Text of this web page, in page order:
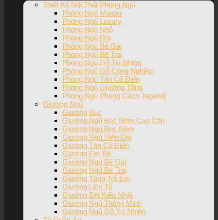
Thiết Kế Nội Thất Phòng Ngủ
Phòng Ngủ Master
Phòng Ngủ Luxury
Phòng Ngủ Nhỏ
Phòng Ngủ Đôi
Phòng Ngủ Bé Gái
Phòng Ngủ Bé Trai
Phòng Ngủ Gỗ Tự Nhiên
Phòng Ngủ Gỗ Công Nghiệp
Phòng Ngủ Tân Cổ Điển
Phòng Ngủ Giường Tầng
Phòng Ngủ Phong Cách Japandi
Giường Ngủ
Giường Bục
Giường Ngủ Bọc Nệm Cao Cấp
Giường Ngủ Bọc Nệm
Giường Ngủ Hiện Đại
Giường Tân Cổ Điển
Giường Em Bé
Giường Ngủ Bé Gái
Giường Ngủ Bé Trai
Giường Tầng Trẻ Em
Giường Liền Tủ
Giường Bệt Kiểu Nhật
Giường Ngủ Thông Minh
Giường Ngủ Gỗ Tự Nhiên